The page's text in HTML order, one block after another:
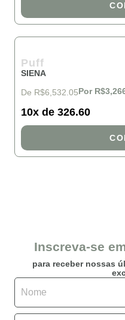
Puff
SIENA
De R$6,532.05Por
10x de 326.60
Inscreva-se
para receber nossas